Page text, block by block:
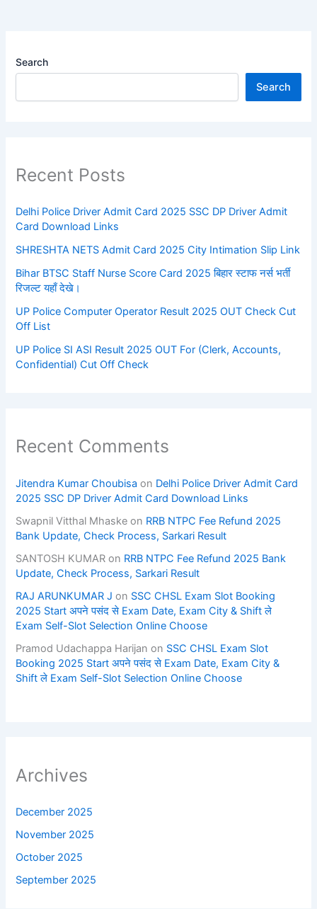
Search
Search
Recent Posts
Delhi Police Driver Admit Card 2025 SSC DP Driver Admit
Card Download Links
SHRESHTA NETS Admit Card 2025 City Intimation Slip Link
Bihar BTSC Staff Nurse Score Card 2025 बिहार स्टाफ नर्स भर्ती
रिजल्ट यहाँ देखे।
UP Police Computer Operator Result 2025 OUT Check Cut
Off List
UP Police SI ASI Result 2025 OUT For (Clerk, Accounts,
Confidential) Cut Off Check
Recent Comments
Jitendra Kumar Choubisa on Delhi Police Driver Admit Card
2025 SSC DP Driver Admit Card Download Links
Swapnil Vitthal Mhaske on RRB NTPC Fee Refund 2025
Bank Update, Check Process, Sarkari Result
SANTOSH KUMAR on RRB NTPC Fee Refund 2025 Bank
Update, Check Process, Sarkari Result
RAJ ARUNKUMAR J on SSC CHSL Exam Slot Booking
2025 Start अपने पसंद से Exam Date, Exam City & Shift ले
Exam Self-Slot Selection Online Choose
Pramod Udachappa Harijan on SSC CHSL Exam Slot
Booking 2025 Start अपने पसंद से Exam Date, Exam City &
Shift ले Exam Self-Slot Selection Online Choose
Archives
December 2025
November 2025
October 2025
September 2025